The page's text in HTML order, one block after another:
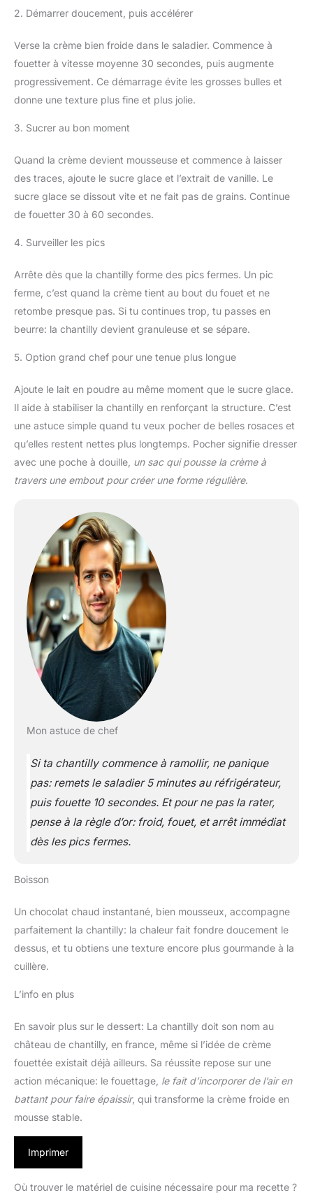
2. Démarrer doucement, puis accélérer
Verse la crème bien froide dans le saladier. Commence à
fouetter à vitesse moyenne 30 secondes, puis augmente
progressivement. Ce démarrage évite les grosses bulles et
donne une texture plus fine et plus jolie.
3. Sucrer au bon moment
Quand la crème devient mousseuse et commence à laisser
des traces, ajoute le sucre glace et l’extrait de vanille. Le
sucre glace se dissout vite et ne fait pas de grains. Continue
de fouetter 30 à 60 secondes.
4. Surveiller les pics
Arrête dès que la chantilly forme des pics fermes. Un pic
ferme, c’est quand la crème tient au bout du fouet et ne
retombe presque pas. Si tu continues trop, tu passes en
beurre: la chantilly devient granuleuse et se sépare.
5. Option grand chef pour une tenue plus longue
Ajoute le lait en poudre au même moment que le sucre glace.
Il aide à stabiliser la chantilly en renforçant la structure. C’est
une astuce simple quand tu veux pocher de belles rosaces et
qu’elles restent nettes plus longtemps. Pocher signifie dresser
avec une poche à douille, un sac qui pousse la crème à
travers une embout pour créer une forme régulière.
Mon astuce de chef
Si ta chantilly commence à ramollir, ne panique
pas: remets le saladier 5 minutes au réfrigérateur,
puis fouette 10 secondes. Et pour ne pas la rater,
pense à la règle d’or: froid, fouet, et arrêt immédiat
dès les pics fermes.
Boisson
Un chocolat chaud instantané, bien mousseux, accompagne
parfaitement la chantilly: la chaleur fait fondre doucement le
dessus, et tu obtiens une texture encore plus gourmande à la
cuillère.
L’info en plus
En savoir plus sur le dessert: La chantilly doit son nom au
château de chantilly, en france, même si l’idée de crème
fouettée existait déjà ailleurs. Sa réussite repose sur une
action mécanique: le fouettage, le fait d’incorporer de l’air en
battant pour faire épaissir, qui transforme la crème froide en
mousse stable.
Imprimer
Où trouver le matériel de cuisine nécessaire pour ma recette ?